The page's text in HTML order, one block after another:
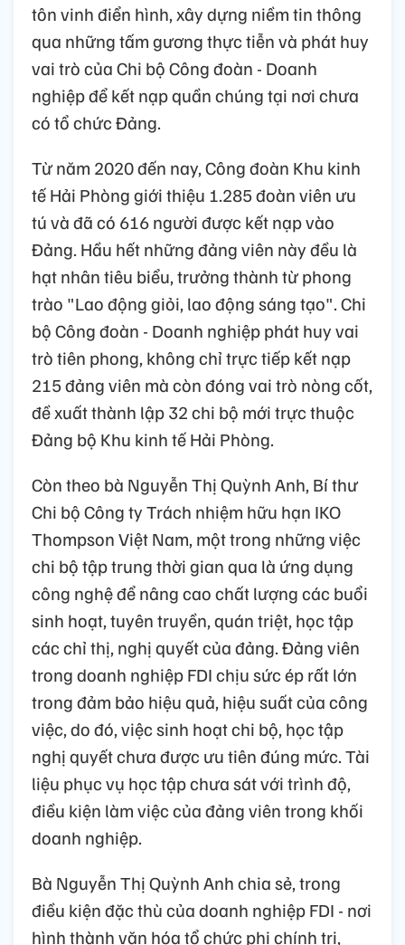
tôn vinh điển hình, xây dựng niềm tin thông
qua những tấm gương thực tiễn và phát huy
vai trò của Chi bộ Công đoàn - Doanh
nghiệp để kết nạp quần chúng tại nơi chưa
có tổ chức Đảng.
Từ năm 2020 đến nay, Công đoàn Khu kinh
tế Hải Phòng giới thiệu 1.285 đoàn viên ưu
tú và đã có 616 người được kết nạp vào
Đảng. Hầu hết những đảng viên này đều là
hạt nhân tiêu biểu, trưởng thành từ phong
trào "Lao động giỏi, lao động sáng tạo". Chi
bộ Công đoàn - Doanh nghiệp phát huy vai
trò tiên phong, không chỉ trực tiếp kết nạp
215 đảng viên mà còn đóng vai trò nòng cốt,
đề xuất thành lập 32 chi bộ mới trực thuộc
Đảng bộ Khu kinh tế Hải Phòng.
Còn theo bà Nguyễn Thị Quỳnh Anh, Bí thư
Chi bộ Công ty Trách nhiệm hữu hạn IKO
Thompson Việt Nam, một trong những việc
chi bộ tập trung thời gian qua là ứng dụng
công nghệ để nâng cao chất lượng các buổi
sinh hoạt, tuyên truyền, quán triệt, học tập
các chỉ thị, nghị quyết của đảng. Đảng viên
trong doanh nghiệp FDI chịu sức ép rất lớn
trong đảm bảo hiệu quả, hiệu suất của công
việc, do đó, việc sinh hoạt chi bộ, học tập
nghị quyết chưa được ưu tiên đúng mức. Tài
liệu phục vụ học tập chưa sát với trình độ,
điều kiện làm việc của đảng viên trong khối
doanh nghiệp.
Bà Nguyễn Thị Quỳnh Anh chia sẻ, trong
điều kiện đặc thù của doanh nghiệp FDI - nơi
hình thành văn hóa tổ chức phi chính trị,